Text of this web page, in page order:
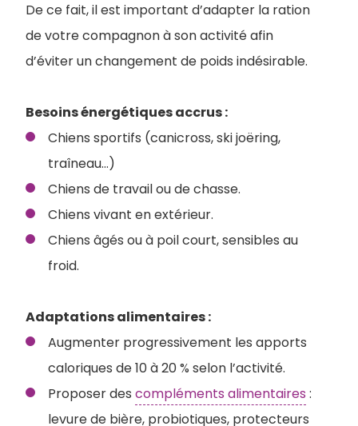
De ce fait, il est important d’adapter la ration
de votre compagnon à son activité afin
d’éviter un changement de poids indésirable.
Besoins énergétiques accrus :
Chiens sportifs (canicross, ski joëring,
traîneau…)
Chiens de travail ou de chasse.
Chiens vivant en extérieur.
Chiens âgés ou à poil court, sensibles au
froid.
Adaptations alimentaires :
Augmenter progressivement les apports
caloriques de 10 à 20 % selon l’activité.
Proposer des compléments alimentaires :
levure de bière, probiotiques, protecteurs